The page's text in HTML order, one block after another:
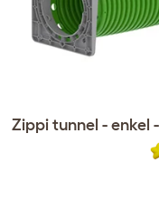
Zippi tunnel - enkel